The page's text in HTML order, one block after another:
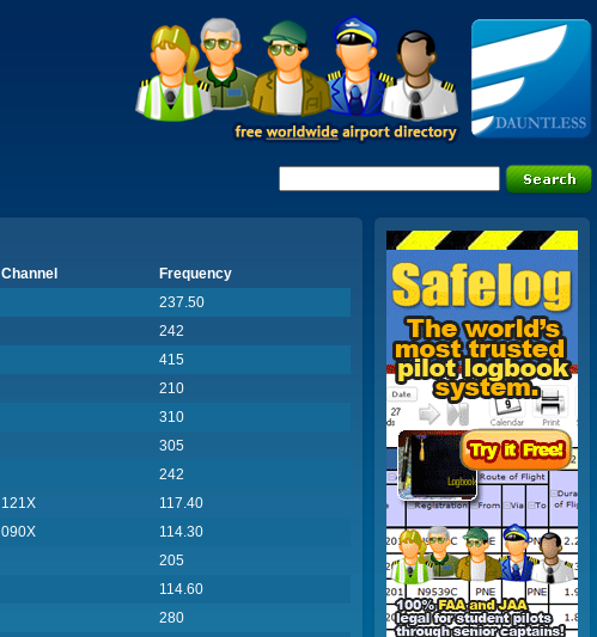
Channel
Frequency
237.50
242
415
210
310
305
242
121X
117.40
090X
114.30
205
114.60
280